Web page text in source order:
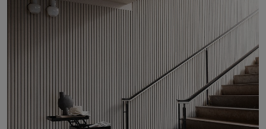
Contact
Image & Material Bank